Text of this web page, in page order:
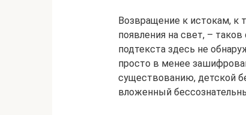
Возвращение к истокам,
появления на свет, –
подтекста здесь не
просто в менее
существованию, детской
вложенный